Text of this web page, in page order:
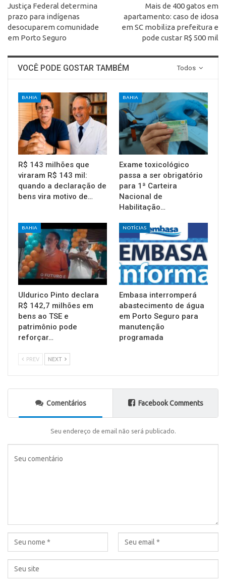
Justiça Federal determina
prazo para indígenas
desocuparem comunidade
em Porto Seguro
Mais de 400 gatos em
apartamento: caso de idosa
em SC mobiliza prefeitura e
pode custar R$ 500 mil
Todos
VOCÊ PODE GOSTAR TAMBÉM
BAHIA
R$ 143 milhões que
viraram R$ 143 mil:
quando a declaração de
bens vira motivo de…
BAHIA
Exame toxicológico
passa a ser obrigatório
para 1ª Carteira
Nacional de
Habilitação…
BAHIA
Uldurico Pinto declara
R$ 142,7 milhões em
bens ao TSE e
patrimônio pode
reforçar…
NOTÍCIAS
Embasa interromperá
abastecimento de água
em Porto Seguro para
manutenção
programada
PREV NEXT
Comentários Facebook Comments
Seu endereço de email não será publicado.